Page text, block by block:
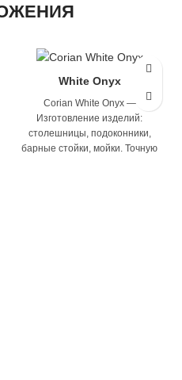
White Onyx
Corian White Onyx —
Изготовление изделий:
столешницы, подоконники,
барные стойки, мойки. Точную